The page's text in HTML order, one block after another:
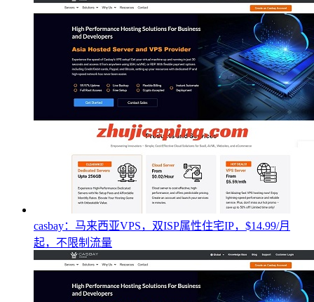
casbay：马来西亚VPS，双ISP属性住宅IP，$14.99/月
起，不限制流量